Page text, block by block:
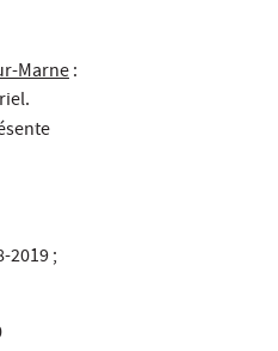
Marne:
2019 ;